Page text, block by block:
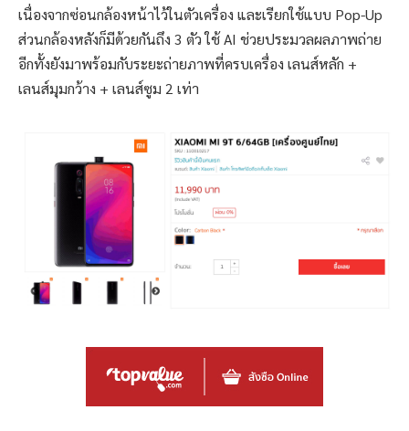
เนื่องจากซ่อนกล้องหน้าไว้ในตัวเครื่อง และเรียกใช้แบบ Pop-Up
ส่วนกล้องหลังก็มีด้วยกันถึง 3 ตัว ใช้ AI ช่วยประมวลผลภาพถ่าย
อีกทั้งยังมาพร้อมกับระยะถ่ายภาพที่ครบเครื่อง เลนส์หลัก +
เลนส์มุมกว้าง + เลนส์ซูม 2 เท่า